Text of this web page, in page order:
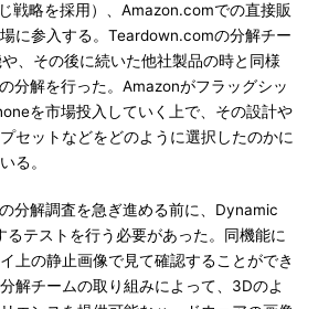
戦略を採用）、Amazon.comでの直接販
に参入する。Teardown.comの分解チー
、その後に続いた他社製品の時と同様
分解を行った。Amazonがフラッグシッ
を市場投入していく上で、その設計や
セットなどをどのように選択したのかに
る。
分解調査を急ぎ進める前に、Dynamic
テストを行う必要があった。同機能に
上の静止画像で見て確認することができ
解チームの取り組みによって、3Dのよ